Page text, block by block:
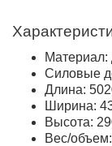
Материал:
Силовые
Длина:
Ширина:
Высота:
Вес/